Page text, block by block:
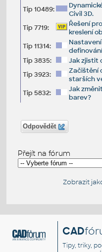
Tip 10489:
Civil 3D.
Tip 7719:
Řešení
kreslení
Tip 11314:
Tip 3835:
Jak zjistit
Tip 3923:
Začištění
starších
Tip 5832:
Jak
barev?
Odpovědět
Přejít na fórum
Zobrazit
CAD
Tipy, triky,